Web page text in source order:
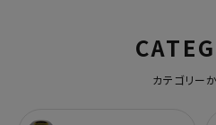
カテゴリー